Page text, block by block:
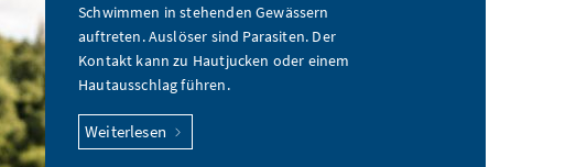
Schwimmen in stehenden Gewässern
auftreten. Auslöser sind Parasiten. Der
Kontakt kann zu Hautjucken oder einem
Hautausschlag führen.
Weiterlesen